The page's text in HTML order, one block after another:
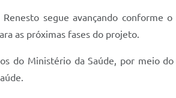
segue avançando conforme
as próximas fases do projeto.
do Ministério da Saúde, por meio